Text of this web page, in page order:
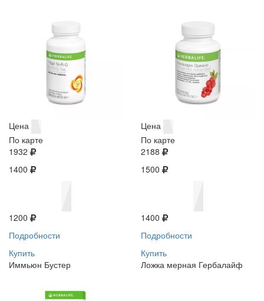
Цена
По карте
1932
1400
1200
Подробности
Купить
Цена
По карте
2188
1500
1400
Подробности
Купить
Иммьюн Бустер
Ложка мерная Гербалайф